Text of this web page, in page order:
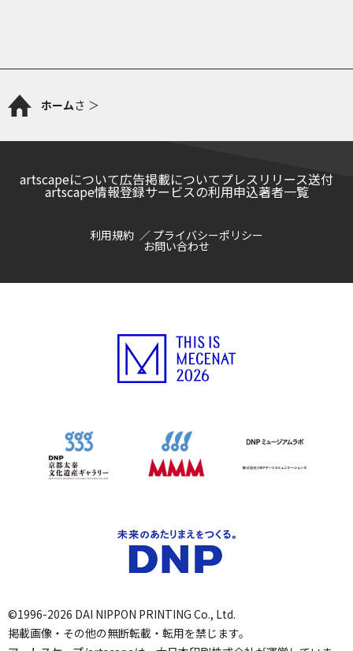
ホームさ
artscapeについて広告掲載についてプレスリリース送付
artscape情報登録サービスの利用申込著者一覧
利用規約 プライバシーポリシー
お問い合わせ
©1996-2026 DAI NIPPON PRINTING Co., Ltd.
掲載画像・その他の無断転載・転用を禁じます。